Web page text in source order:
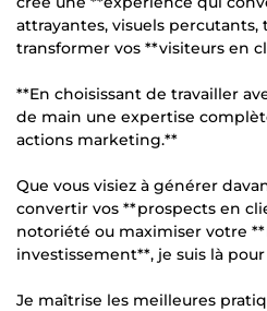
attrayantes, visuels
transformer vos **visiteurs en
**En choisissant de travailler
de main une expertise
actions marketing.**
Que vous visiez à générer
convertir vos **prospects en
notoriété ou maximiser votre
investissement**, je suis là
Je maîtrise les meilleures